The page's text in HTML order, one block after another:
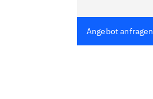
Angebot anfragen